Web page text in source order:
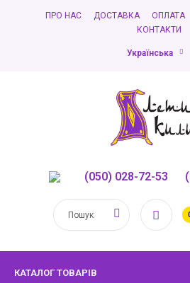
ПРО НАС ДОСТАВКА ОПЛАТА
КОНТАКТИ
Українська
(050) 028-72-53
КАТАЛОГ ТОВАРІВ